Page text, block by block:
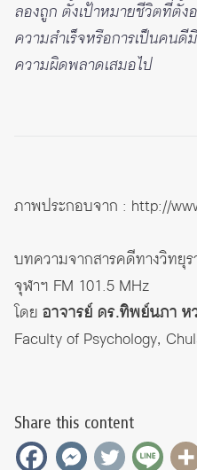
ลองถูก ตั้งเป้าหมายชีวิตที่ตั้
ความสำเร็จหรือการเป็นคน
ความผิดพลาดเสมอไป
ภาพประกอบจาก : http://
บทความจากสารคดีทางวิทยุ
จุฬาฯ FM 101.5 MHz
โดย อาจารย์ ดร.ทิพย์นภา ห
Faculty of Psychology,
Share this content